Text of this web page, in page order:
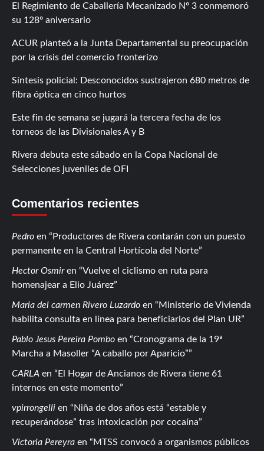
El Regimiento de Caballería Mecanizado Nº 3 conmemoró
su 128º aniversario
ACUR planteó a la Junta Departamental su preocupación
por la crisis del comercio fronterizo
Síntesis policial: Desconocidos sustrajeron 680 metros de
fibra óptica en cinco hurtos
Este fin de semana se jugará la tercera fecha de los
torneos de las Divisionales A y B
Rivera debuta este sábado en la Copa Nacional de
Selecciones juveniles de OFI
Comentarios recientes
Pedro en
Productores de Rivera contarán con un puesto
permanente en la Central Hortícola del Norte
Hector Osmiren
Vuelve el ciclismo en ruta para
homenajear a Elio Juárez
Maria del carmen Rivero Luzardo en
Ministerio de Vivienda
habilita consulta en línea para beneficiarios del Plan UR
Pablo Jesus Pereira Pombo en
Cronograma de la 19ª
Marcha a Masoller “A caballo por Aparicio”
CARLA en
El Hogar de Ancianos de Rivera tiene 61
internos en este momento
vpirrongelli en
Niña de dos años está “estable y
recuperándose” tras intoxicación por cocaína
Victoria Pereyra en MTSS convocó a organismos públicos